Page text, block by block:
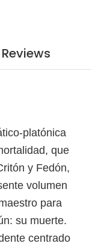
platónica
que
y Fedón,
volumen
para
su muerte.
centrado